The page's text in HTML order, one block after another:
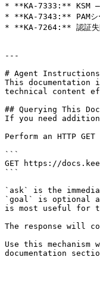
* **KA-7333:** KSM – ゲ
* **KA-7343:** PAMシー
* **KA-7264:** 認証失敗
---
# Agent Instructions
This documentation
technical content
## Querying This
If you need
Perform an HTTP
```
GET https://
```
`ask` is the
`goal` is optional
is most useful for
The response will
Use this